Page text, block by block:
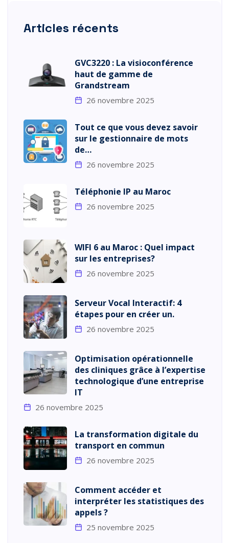
Articles récents
GVC3220 : La visioconférence
haut de gamme de
Grandstream
26 novembre 2025
Tout ce que vous devez savoir
sur le gestionnaire de mots
de…
26 novembre 2025
Téléphonie IP au Maroc
26 novembre 2025
WIFI 6 au Maroc : Quel impact
sur les entreprises?
26 novembre 2025
Serveur Vocal Interactif: 4
étapes pour en créer un.
26 novembre 2025
Optimisation opérationnelle
des cliniques grâce à l’expertise
technologique d’une entreprise
IT
26 novembre 2025
La transformation digitale du
transport en commun
26 novembre 2025
Comment accéder et
interpréter les statistiques des
appels ?
25 novembre 2025